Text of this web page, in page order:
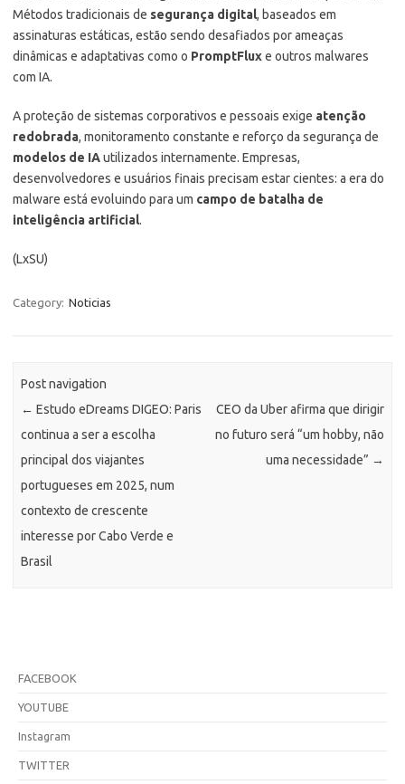
Métodos tradicionais de segurança digital, baseados em
assinaturas estáticas, estão sendo desafiados por ameaças
dinâmicas e adaptativas como o PromptFluxe outros malwares
com IA.
A proteção de sistemas corporativos e pessoais exige atenção
redobrada, monitoramento constante e reforço da segurança de
modelos de IAutilizados internamente. Empresas,
desenvolvedores e usuários finais precisam estar cientes: a era do
malware está evoluindo para um campo de batalha de
inteligência artificial.
(LxSU)
Category: Noticias
Post navigation
← Estudo eDreams DIGEO: Paris
continua a ser a escolha
principal dos viajantes
portugueses em 2025, num
contexto de crescente
interesse por Cabo Verde e
Brasil
CEO da Uber afirma que dirigir
no futuro será “um hobby, não
uma necessidade” →
FACEBOOK
YOUTUBE
Instagram
TWITTER